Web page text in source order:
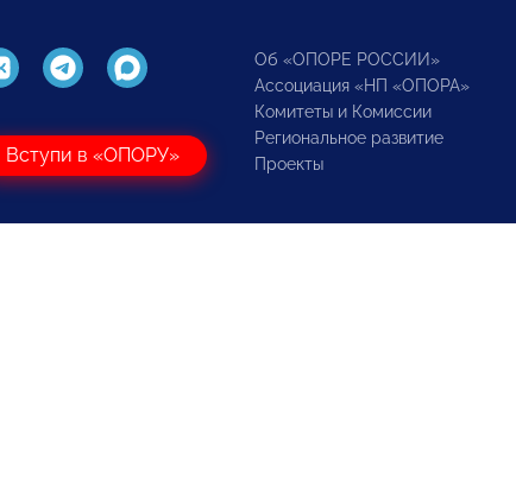
Вступи в «ОПОРУ»
Об «ОПОРЕ РОССИИ»
Ассоциация «НП «ОПОРА»
Комитеты и Комиссии
Региональное развитие
Проекты